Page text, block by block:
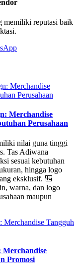
memiliki reputasi baik
Merchandise
Perusahaan
nilai guna tinggi
Tas Adiwana
sesuai kebutuhan
hingga logo
eksklusif. 🎒
warna, dan logo
maupun
Merchandise
Promosi